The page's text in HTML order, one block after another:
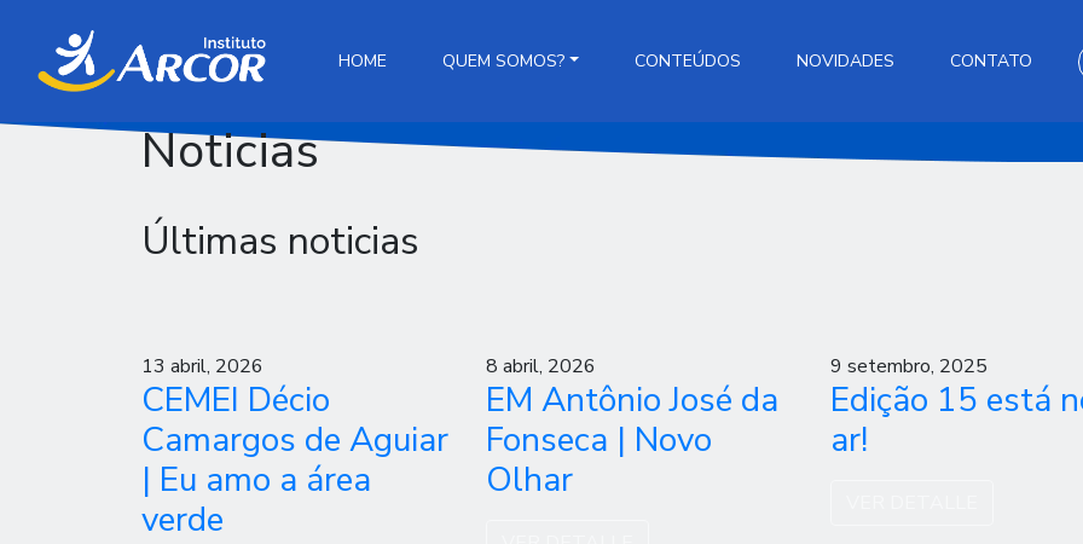
HOME QUEM SOMOS? CONTEÚDOS NOVIDADES CONTATO
Noticias
Últimas noticias
13 abril, 2026
CEMEI Décio
Camargos de Aguiar
| Eu amo a área
verde
8 abril, 2026
EM Antônio José da
Fonseca | Novo
Olhar
9 setembro, 2025
Edição 15 está
ar!